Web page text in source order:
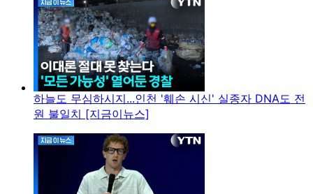
하늘도 무심하시지...인천 '훼손 시신' 실종자 DNA도 전
원 불일치 [지금이뉴스]